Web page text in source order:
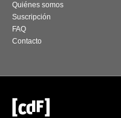
Quiénes somos
Suscripción
FAQ
Contacto